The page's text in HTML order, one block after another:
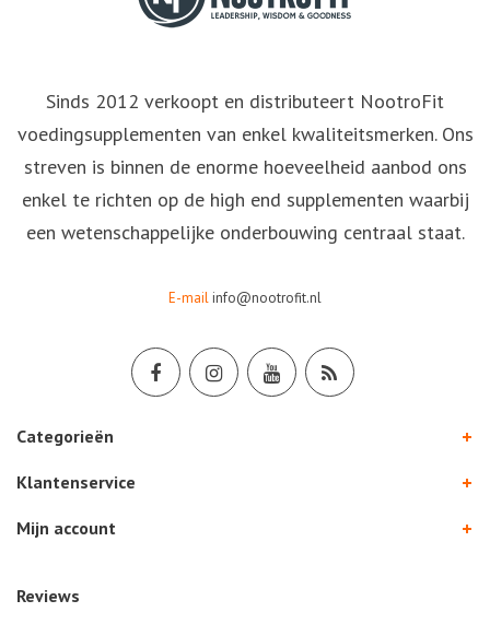
Sinds 2012 verkoopt en distributeert NootroFit
voedingsupplementen van enkel kwaliteitsmerken. Ons
streven is binnen de enorme hoeveelheid aanbod ons
enkel te richten op de high end supplementen waarbij
een wetenschappelijke onderbouwing centraal staat.
E-mailinfo@nootrofit.nl
Categorieën
Klantenservice
Mijn account
Reviews